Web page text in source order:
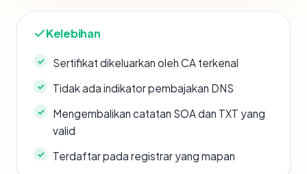
Kelebihan
Sertifikat dikeluarkan oleh CA terkenal
Tidak ada indikator pembajakan DNS
Mengembalikan catatan SOA dan TXT yang
valid
Terdaftar pada registrar yang mapan